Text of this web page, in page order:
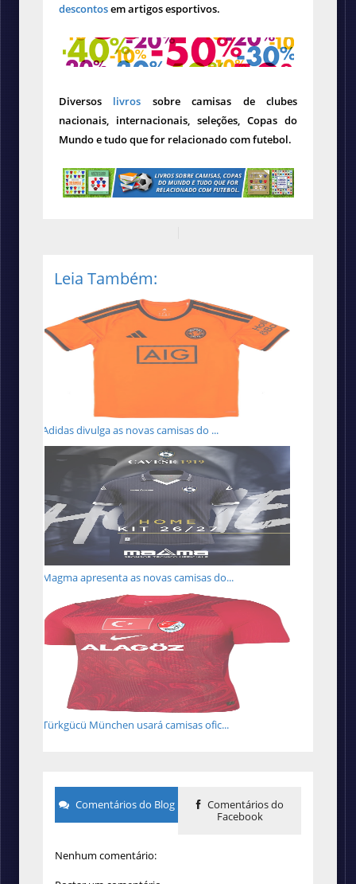
descontosem artigos esportivos.
Diversos livros sobre camisas de clubes
nacionais, internacionais, seleções, Copas do
Mundo e tudo que for relacionado com futebol.
Leia Também:
Adidas divulga as novas camisas do ...
Magma apresenta as novas camisas do...
Türkgücü München usará camisas ofic...
Comentários do Blog
Comentários do
Facebook
Nenhum comentário: